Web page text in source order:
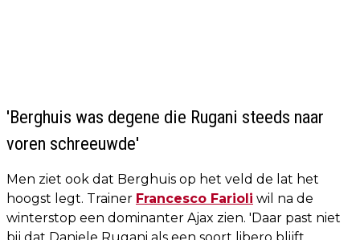
'Berghuis was degene die Rugani steeds naar
voren schreeuwde'
Men ziet ook dat Berghuis op het veld de lat het
hoogst legt. Trainer Francesco Farioli wil na de
winterstop een dominanter Ajax zien. 'Daar past niet
bij dat Daniele Rugani als een soort libero blijft